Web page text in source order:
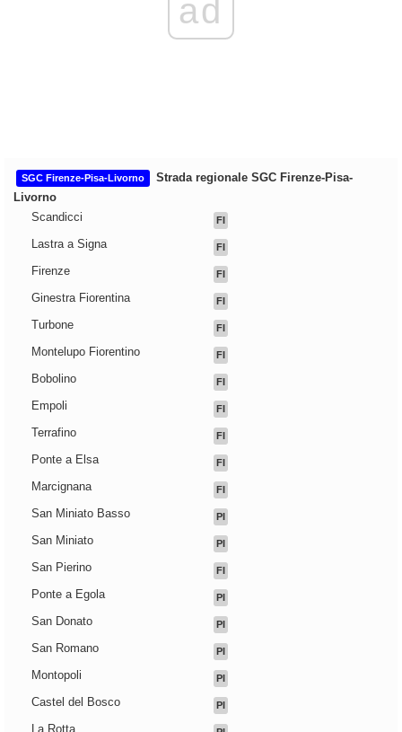
ad
SGC Firenze-Pisa-Livorno
Strada regionale SGC Firenze-Pisa-
Livorno
Scandicci
FI
Lastra a Signa FI
Firenze FI
Ginestra Fiorentina FI
Turbone FI
Montelupo Fiorentino FI
Bobolino FI
Empoli FI
Terrafino FI
Ponte a Elsa FI
Marcignana FI
San Miniato Basso PI
San Miniato PI
San Pierino FI
Ponte a Egola PI
San Donato PI
San Romano PI
Montopoli PI
Castel del Bosco PI
La Rotta